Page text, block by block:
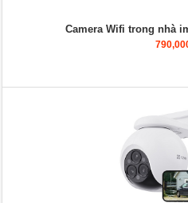
Camera Wifi trong nhà